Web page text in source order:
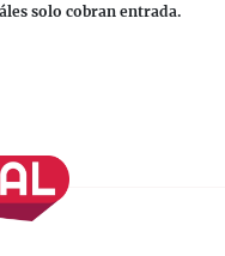
solo cobran entrada.